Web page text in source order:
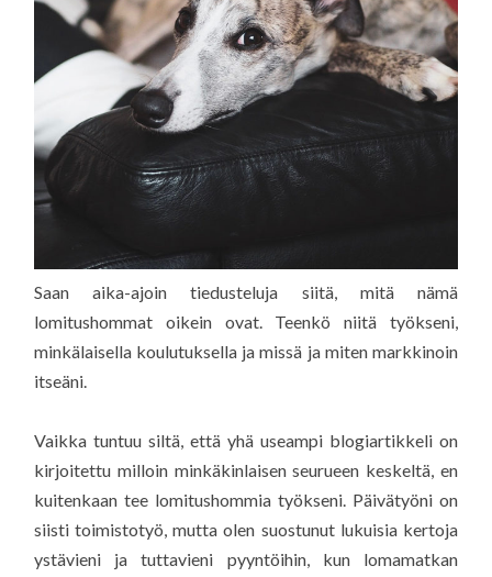
Saan aika-ajoin tiedusteluja siitä, mitä nämä
lomitushommat oikein ovat. Teenkö niitä työkseni,
minkälaisella koulutuksella ja missä ja miten markkinoin
itseäni.
Vaikka tuntuu siltä, että yhä useampi blogiartikkeli on
kirjoitettu milloin minkäkinlaisen seurueen keskeltä, en
kuitenkaan tee lomitushommia työkseni. Päivätyöni on
siisti toimistotyö, mutta olen suostunut lukuisia kertoja
ystävieni ja tuttavieni pyyntöihin, kun lomamatkan